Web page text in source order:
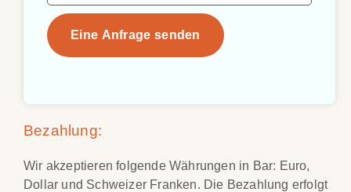
Eine Anfrage senden
Bezahlung:
Wir akzeptieren folgende Währungen in Bar: Euro,
Dollar und Schweizer Franken. Die Bezahlung erfolgt